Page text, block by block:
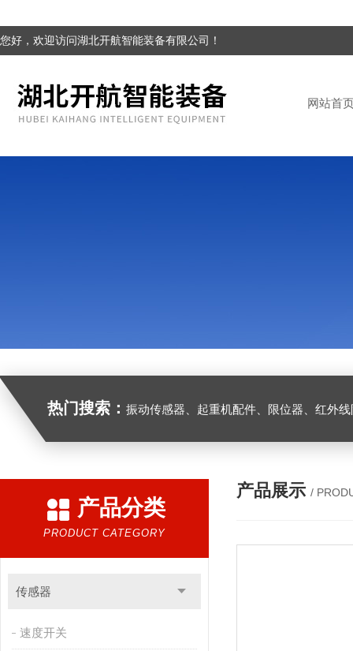
您好，欢迎访问湖北开航智能装备有限公司！
网站首
热门搜索： 振动传感器、起重机配件、限位器、红外线防撞器
产品分类
PRODUCT CATEGORY
传感器
速度开关
产品展示 /